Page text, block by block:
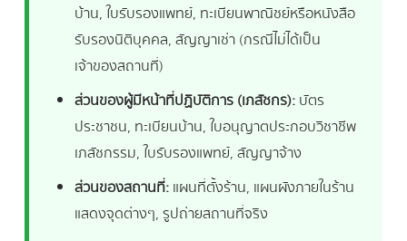
บ้าน, ใบรับรองแพทย์, ทะเบียนพาณิชย์หรือหนังสือ
รับรองนิติบุคคล, สัญญาเช่า (กรณีไม่ได้เป็น
เจ้าของสถานที่)
ส่วนของผู้มีหน้าที่ปฏิบัติการ (เภสัชกร):บัตร
ประชาชน, ทะเบียนบ้าน, ใบอนุญาตประกอบวิชาชีพ
เภสัชกรรม, ใบรับรองแพทย์, สัญญาจ้าง
ส่วนของสถานที่:แผนที่ตั้งร้าน, แผนผังภายในร้าน
แสดงจุดต่างๆ, รูปถ่ายสถานที่จริง